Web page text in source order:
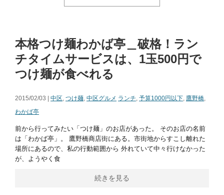
本格つけ麺わかば亭＿破格！ラン
チタイムサービスは、1玉500円で
つけ麺が食べれる
2015/02/03 | 中区, つけ麺, 中区グルメ ランチ, 予算1000円以下, 鷹野橋,
わかば亭
前から行ってみたい「つけ麺」のお店があった。 そのお店の名前
は「わかば亭」。 鷹野橋商店街にある。市街地からすこし離れた
場所にあるので、私の行動範囲から 外れていて中々行けなかった
が、ようやく食
続きを見る